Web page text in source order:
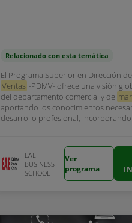
Relacionado con esta temática
El Programa Superior en Dirección de
Ventas -PDMV- ofrece una visión
del departamento comercial y de
aportando los conocimientos
desarrollo profesional,
EAE
BUSINESS
SCHOOL
Ver
programa